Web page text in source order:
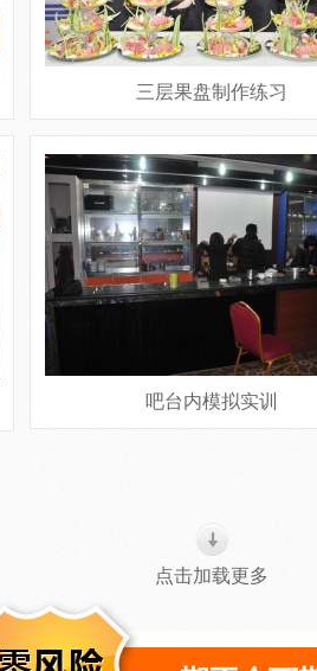
三层果盘制作练习
吧台内模拟实训
点击加载更多